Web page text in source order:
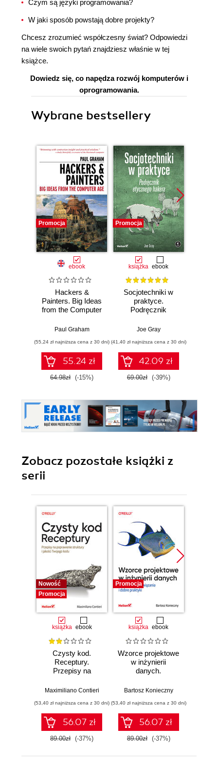
Czym są języki programowania?
W jaki sposób powstają dobre projekty?
Chcesz zrozumieć współczesny świat? Odpowiedzi
na wiele swoich pytań znajdziesz właśnie w tej
książce.
Dowiedz się, co napędza rozwój komputerów i
oprogramowania.
Wybrane bestsellery
Promocja
ebook
Hackers &
Painters. Big Ideas
from the Computer
Paul Graham
(55,24 zł najniższa cena z 30 dni)
55.24 zł
64.98zł (-15%)
Promocja
książka ebook
Socjotechniki w
praktyce.
Podręcznik
Joe Gray
(41,40 zł najniższa cena z 30 dni)
42.09 zł
69.00zł (-39%)
Zobacz pozostałe książki z
serii
Nowość
Promocja
książka ebook
Czysty kod.
Receptury.
Przepisy na
struktury i jakości
Maximiliano Contieri
(53,40 zł najniższa cena z 30 dni)
56.07 zł
89.00zł (-37%)
Promocja
książka ebook
Wzorce projektowe
w inżynierii
danych.
rozwiązania i dobre
Bartosz Konieczny
(53,40 zł najniższa cena z 30 dni)
56.07 zł
89.00zł (-37%)